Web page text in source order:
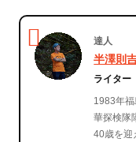
達人
半澤則
ライター
1983年福
華探検隊
40歳を迎